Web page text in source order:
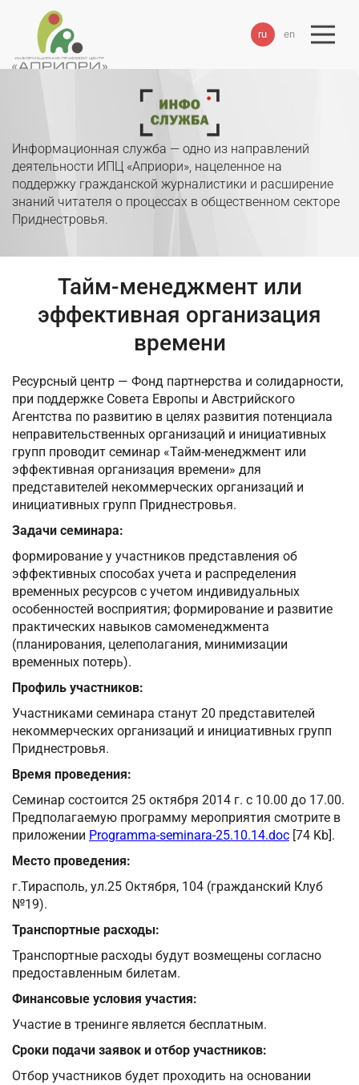
ru en
Информационная служба — одно из направлений
деятельности ИПЦ «Априори», нацеленное на
поддержку гражданской журналистики и расширение
знаний читателя о процессах в общественном секторе
Приднестровья.
Тайм-менеджмент или
эффективная организация
времени
Ресурсный центр — Фонд партнерства и солидарности,
при поддержке Совета Европы и Австрийского
Агентства по развитию в целях развития потенциала
неправительственных организаций и инициативных
групп проводит семинар «Тайм-менеджмент или
эффективная организация времени» для
представителей некоммерческих организаций и
инициативных групп Приднестровья.
Задачи семинара:
формирование у участников представления об
эффективных способах учета и распределения
временных ресурсов с учетом индивидуальных
особенностей восприятия; формирование и развитие
практических навыков самоменеджмента
(планирования, целеполагания, минимизации
временных потерь).
Профиль участников:
Участниками семинара станут 20 представителей
некоммерческих организаций и инициативных групп
Приднестровья.
Время проведения:
Семинар состоится 25 октября 2014 г. с 10.00 до 17.00.
Предполагаемую программу мероприятия смотрите в
приложении Programma-seminara-25.10.14.doc [74 Kb].
Место проведения:
г.Тирасполь, ул.25 Октября, 104 (гражданский Клуб
№19).
Транспортные расходы:
Транспортные расходы будут возмещены согласно
предоставленным билетам.
Финансовые условия участия:
Участие в тренинге является бесплатным.
Сроки подачи заявок и отбор участников:
Отбор участников будет проходить на основании